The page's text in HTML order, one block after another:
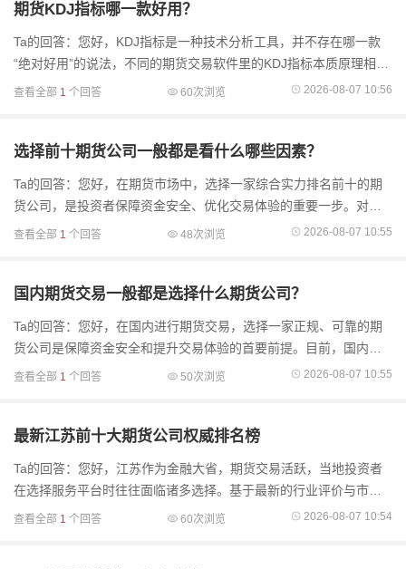
期货KDJ指标哪一款好用？
Ta的回答：您好，KDJ指标是一种技术分析工具，并不存在哪一款
“绝对好用”的说法，不同的期货交易软件里的KDJ指标本质原理相
同，只是在界面显示、参数设置便捷性等方面有差异。KDJ指标通过
查看全部 1 个回答 60次浏览 2026-08-07 10:56
选择前十期货公司一般都是看什么哪些因素？
Ta的回答：您好，在期货市场中，选择一家综合实力排名前十的期
货公司，是投资者保障资金安全、优化交易体验的重要一步。对于
“前十”座次的考量，通常并非单一维度的比拼，而是涵盖官方评级、
查看全部 1 个回答 48次浏览 2026-08-07 10:55
国内期货交易一般都是选择什么期货公司？
Ta的回答：您好，在国内进行期货交易，选择一家正规、可靠的期
货公司是保障资金安全和提升交易体验的首要前提。目前，国内投
资者通常会参考中国证监会的分类监管评级，并结合自身的交易需
查看全部 1 个回答 50次浏览 2026-08-07 10:55
最新江苏前十大期货公司权威排名榜
Ta的回答：您好，江苏作为金融大省，期货交易活跃，当地投资者
在选择服务平台时往往面临诸多选择。基于最新的行业评价与市场
表现，梳理出江苏地区综合实力靠前的期货公司排名。这些公司不
查看全部 1 个回答 60次浏览 2026-08-07 10:54